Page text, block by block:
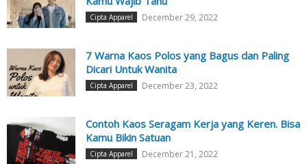
Cipta Apparel December 29, 2022
7 Warna Kaos Polos yang Bagus dan Paling
Dicari Untuk Wanita
Cipta Apparel December 23, 2022
Contoh Kaos Seragam Kerja yang Keren. Bisa
Kamu Bikin Satuan
Cipta Apparel December 21, 2022